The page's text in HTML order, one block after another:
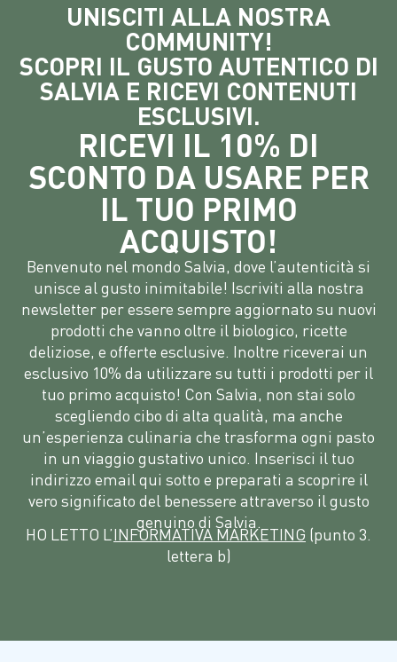
UNISCITI ALLA NOSTRA
COMMUNITY!
SCOPRI IL GUSTO AUTENTICO DI
SALVIA E RICEVI CONTENUTI
ESCLUSIVI.
RICEVI IL 10% DI
SCONTO DA USARE PER
IL TUO PRIMO
ACQUISTO!
Benvenuto nel mondo Salvia, dove l’autenticità si
unisce al gusto inimitabile! Iscriviti alla nostra
newsletter per essere sempre aggiornato su nuovi
prodotti che vanno oltre il biologico, ricette
deliziose, e offerte esclusive. Inoltre riceverai un
esclusivo 10% da utilizzare su tutti i prodotti per il
tuo primo acquisto! Con Salvia, non stai solo
scegliendo cibo di alta qualità, ma anche
un’esperienza culinaria che trasforma ogni pasto
in un viaggio gustativo unico. Inserisci il tuo
indirizzo email qui sotto e preparati a scoprire il
vero significato del benessere attraverso il gusto
genuino di Salvia.
HO LETTO L’INFORMATIVA MARKETING (punto 3.
lettera b)